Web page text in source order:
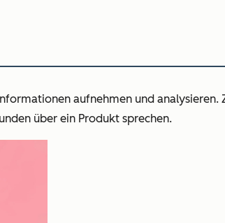
aufnehmen und analysieren.
über ein Produkt sprechen.